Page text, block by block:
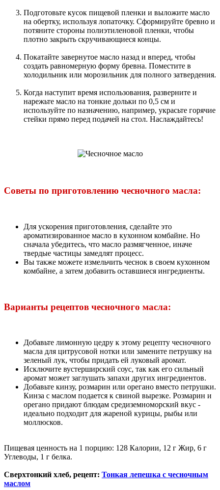
Подготовьте кусок пищевой пленки и выложите масло
на обертку, используя лопаточку. Сформируйте бревно и
потяните стороны полиэтиленовой пленки, чтобы
плотно закрыть скручивающиеся концы.
Покатайте завернутое масло назад и вперед, чтобы
создать равномерную форму бревна. Поместите в
холодильник или морозильник для полного затвердения.
Когда наступит время использования, разверните и
нарежьте масло на тонкие дольки по 0,5 см и
используйте по назначению, например, украсьте горячие
стейки прямо перед подачей на стол. Наслаждайтесь!
Советы по приготовлению чесночного масла:
Для ускорения приготовления, сделайте это
ароматизированное масло в кухонном комбайне. Но
сначала убедитесь, что масло размягченное, иначе
твердые частицы замедлят процесс.
Вы также можете измельчить чеснок в своем кухонном
комбайне, а затем добавить оставшиеся ингредиенты.
Варианты рецептов чесночного масла:
Добавьте лимонную цедру к этому рецепту чесночного
масла для цитрусовой нотки или замените петрушку на
зеленый лук, чтобы придать ей луковый аромат.
Исключите вустерширский соус, так как его сильный
аромат может заглушать запахи других ингредиентов.
Добавьте кинзу, розмарин или орегано вместо петрушки.
Кинза с маслом подается к свиной вырезке. Розмарин и
орегано придают блюдам средиземноморский вкус -
идеально подходит для жареной курицы, рыбы или
моллюсков.
Пищевая ценность на 1 порцию: 128 Калории, 12 г Жир, 6 г
Углеводы, 1 г белка.
Сверхтонкий хлеб, рецепт: Тонкая лепешка с чесночным
маслом